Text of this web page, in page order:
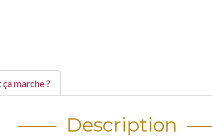
marche ?
Description